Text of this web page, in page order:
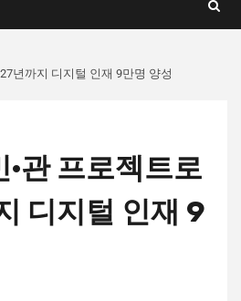
년까지 디지털 인재 9만명 양성
관 프로젝트로
디지털 인재 9